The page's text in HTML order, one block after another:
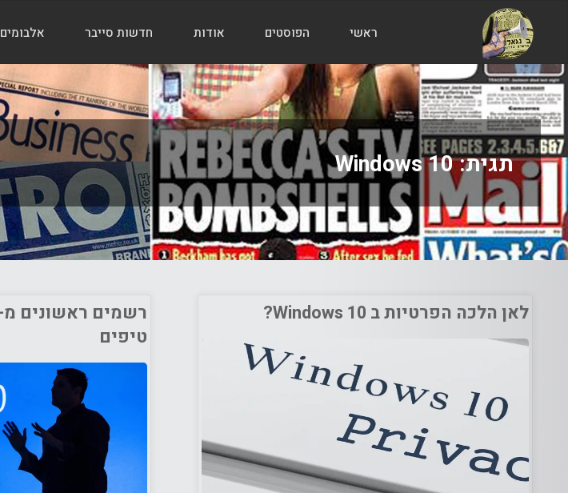
הבלוג
של
אודי
בורג
ראשי הפוסטים אודות חדשות סייבר אלבומים
תגית:Windows 10
לאן הלכה הפרטיות ב Windows 10?
טיפים